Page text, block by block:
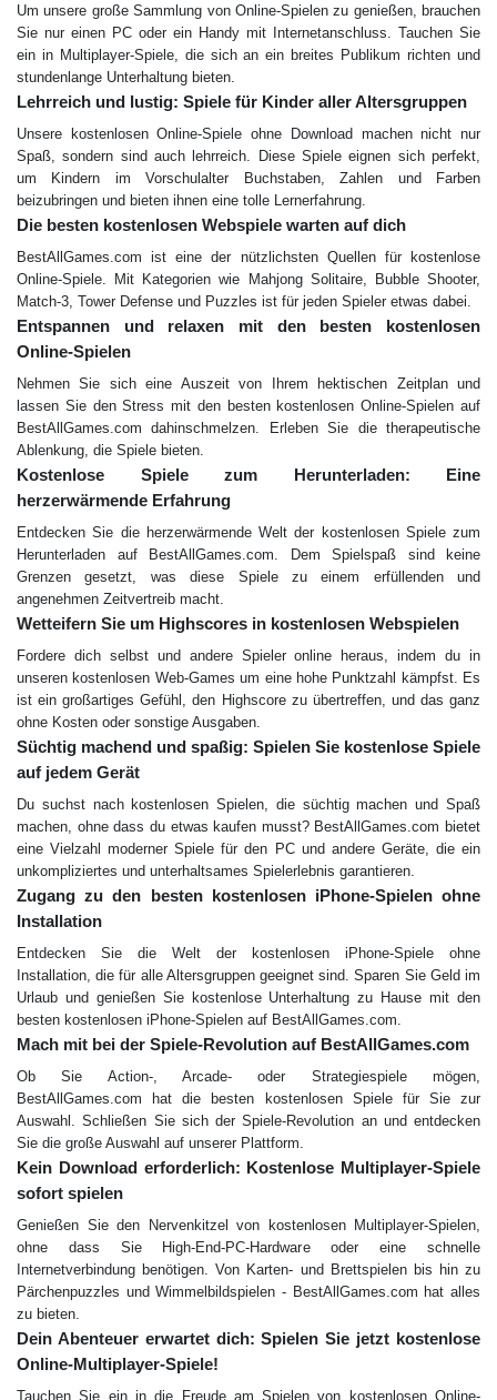
Um unsere große Sammlung von Online-Spielen zu genießen, brauchen
Sie nur einen PC oder ein Handy mit Internetanschluss. Tauchen Sie
ein in Multiplayer-Spiele, die sich an ein breites Publikum richten und
stundenlange Unterhaltung bieten.
Lehrreich und lustig: Spiele für Kinder aller Altersgruppen
Unsere kostenlosen Online-Spiele ohne Download machen nicht nur
Spaß, sondern sind auch lehrreich. Diese Spiele eignen sich perfekt,
um Kindern im Vorschulalter Buchstaben, Zahlen und Farben
beizubringen und bieten ihnen eine tolle Lernerfahrung.
Die besten kostenlosen Webspiele warten auf dich
BestAllGames.com ist eine der nützlichsten Quellen für kostenlose
Online-Spiele. Mit Kategorien wie Mahjong Solitaire, Bubble Shooter,
Match-3, Tower Defense und Puzzles ist für jeden Spieler etwas dabei.
Entspannen und relaxen mit den besten kostenlosen
Online-Spielen
Nehmen Sie sich eine Auszeit von Ihrem hektischen Zeitplan und
lassen Sie den Stress mit den besten kostenlosen Online-Spielen auf
BestAllGames.com dahinschmelzen. Erleben Sie die therapeutische
Ablenkung, die Spiele bieten.
Kostenlose Spiele zum Herunterladen: Eine
herzerwärmende Erfahrung
Entdecken Sie die herzerwärmende Welt der kostenlosen Spiele zum
Herunterladen auf BestAllGames.com. Dem Spielspaß sind keine
Grenzen gesetzt, was diese Spiele zu einem erfüllenden und
angenehmen Zeitvertreib macht.
Wetteifern Sie um Highscores in kostenlosen Webspielen
Fordere dich selbst und andere Spieler online heraus, indem du in
unseren kostenlosen Web-Games um eine hohe Punktzahl kämpfst. Es
ist ein großartiges Gefühl, den Highscore zu übertreffen, und das ganz
ohne Kosten oder sonstige Ausgaben.
Süchtig machend und spaßig: Spielen Sie kostenlose Spiele
auf jedem Gerät
Du suchst nach kostenlosen Spielen, die süchtig machen und Spaß
machen, ohne dass du etwas kaufen musst? BestAllGames.com bietet
eine Vielzahl moderner Spiele für den PC und andere Geräte, die ein
unkompliziertes und unterhaltsames Spielerlebnis garantieren.
Zugang zu den besten kostenlosen iPhone-Spielen ohne
Installation
Entdecken Sie die Welt der kostenlosen iPhone-Spiele ohne
Installation, die für alle Altersgruppen geeignet sind. Sparen Sie Geld im
Urlaub und genießen Sie kostenlose Unterhaltung zu Hause mit den
besten kostenlosen iPhone-Spielen auf BestAllGames.com.
Mach mit bei der Spiele-Revolution auf BestAllGames.com
Ob Sie Action-, Arcade- oder Strategiespiele mögen,
BestAllGames.com hat die besten kostenlosen Spiele für Sie zur
Auswahl. Schließen Sie sich der Spiele-Revolution an und entdecken
Sie die große Auswahl auf unserer Plattform.
Kein Download erforderlich: Kostenlose Multiplayer-Spiele
sofort spielen
Genießen Sie den Nervenkitzel von kostenlosen Multiplayer-Spielen,
ohne dass Sie High-End-PC-Hardware oder eine schnelle
Internetverbindung benötigen. Von Karten- und Brettspielen bis hin zu
Pärchenpuzzles und Wimmelbildspielen - BestAllGames.com hat alles
zu bieten.
Dein Abenteuer erwartet dich: Spielen Sie jetzt kostenlose
Online-Multiplayer-Spiele!
Tauchen Sie ein in die Freude am Spielen von kostenlosen Online-